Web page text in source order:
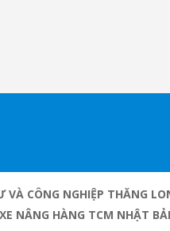
VÀ CÔNG NGHIỆP THĂNG
NÂNG HÀNG TCM NHẬT